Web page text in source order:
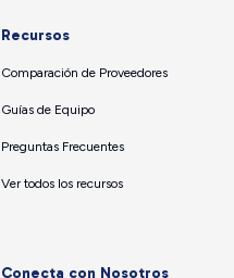
Recursos
Comparación de Proveedores
Guías de Equipo
Preguntas Frecuentes
Ver todos los recursos
Conecta con Nosotros